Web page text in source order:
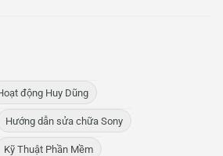
động Huy Dũng
Hướng dẫn sửa chữa Sony
Kỹ Thuật Phần Mềm